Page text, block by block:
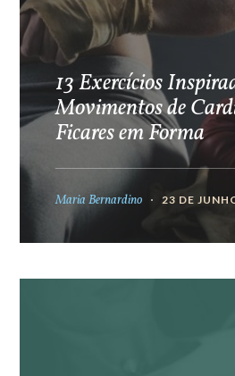
13 Exercícios
Movimentos de
Ficares em Forma
Maria Bernardino 23 DE